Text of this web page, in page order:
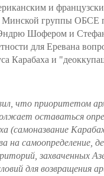
и
Минской группы ОБСЕ
Шофером и
для Еревана
Карабаха и
что приоритетом
оставаться
(самоназвание
на самоопределение,
захваченных
для возвращения